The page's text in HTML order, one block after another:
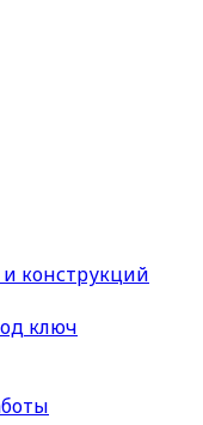
конструкций
ключ